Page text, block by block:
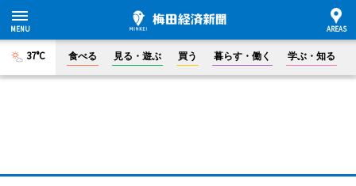
37°C 食べる 見る・遊ぶ 買う 暮らす・働く 学ぶ・知る